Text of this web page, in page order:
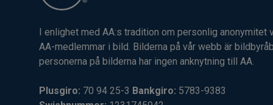
I enlighet med AA:s tradition om personlig anonymitet
AA-medlemmar i bild. Bilderna på vår webb är
personerna på bilderna har ingen anknytning till AA.
Plusgiro: 70 94 25-3 Bankgiro: 5783-9383